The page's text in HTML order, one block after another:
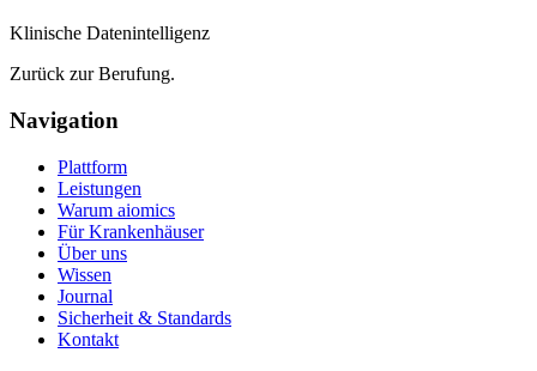
Klinische Datenintelligenz
Zurück zur Berufung.
Navigation
Plattform
Leistungen
Warum aiomics
Für Krankenhäuser
Über uns
Wissen
Journal
Sicherheit & Standards
Kontakt